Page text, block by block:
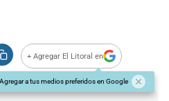
+ Agregar El Litoral en
Agregar a tus medios preferidos en Google